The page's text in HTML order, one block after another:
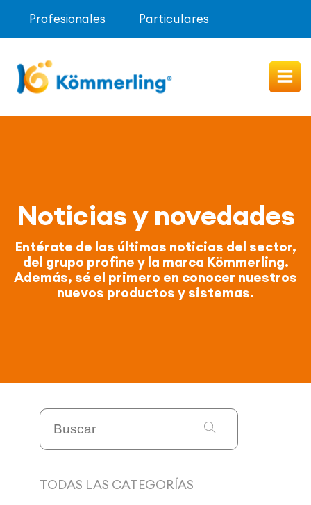
Profesionales Particulares
Noticias y novedades
Entérate de las últimas noticias del sector,
del grupo profine y la marca Kömmerling.
Además, sé el primero en conocer nuestros
nuevos productos y sistemas.
TODAS LAS CATEGORÍAS